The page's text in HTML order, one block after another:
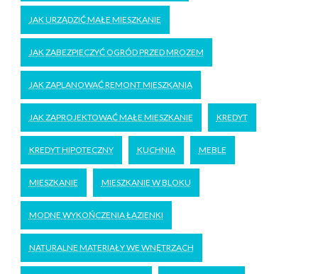
JAK URZĄDZIĆ MAŁE MIESZKANIE
JAK ZABEZPIECZYĆ OGRÓD PRZED MROZEM
JAK ZAPLANOWAĆ REMONT MIESZKANIA
JAK ZAPROJEKTOWAĆ MAŁE MIESZKANIE KREDYT
KREDYT HIPOTECZNY KUCHNIA MEBLE
MIESZKANIE MIESZKANIE W BLOKU
MODNE WYKOŃCZENIA ŁAZIENKI
NATURALNE MATERIAŁY WE WNĘTRZACH